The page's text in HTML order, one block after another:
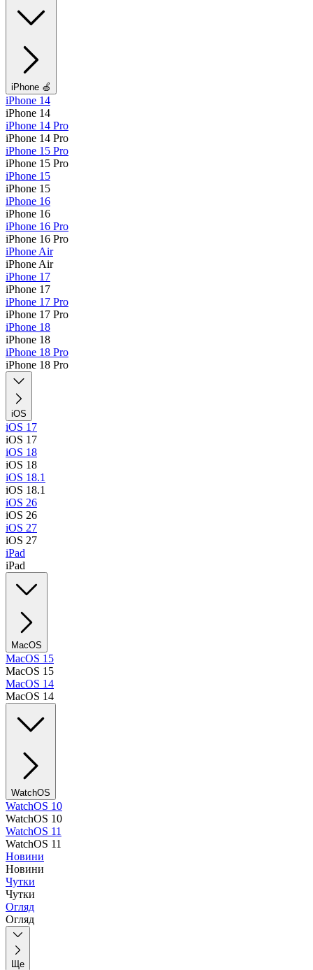
iPhone 🍏
iPhone 14
iPhone 14
iPhone 14 Pro
iPhone 14 Pro
iPhone 15 Pro
iPhone 15 Pro
iPhone 15
iPhone 15
iPhone 16
iPhone 16
iPhone 16 Pro
iPhone 16 Pro
iPhone Air
iPhone Air
iPhone 17
iPhone 17
iPhone 17 Pro
iPhone 17 Pro
iPhone 18
iPhone 18
iPhone 18 Pro
iPhone 18 Pro
iOS
iOS 17
iOS 17
iOS 18
iOS 18
iOS 18.1
iOS 18.1
iOS 26
iOS 26
iOS 27
iOS 27
iPad
iPad
MacOS
MacOS 15
MacOS 15
MacOS 14
MacOS 14
WatchOS
WatchOS 10
WatchOS 10
WatchOS 11
WatchOS 11
Новини
Новини
Чутки
Чутки
Огляд
Огляд
Ще